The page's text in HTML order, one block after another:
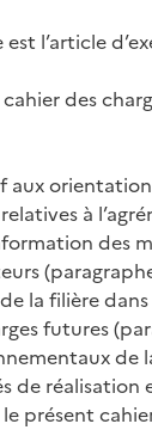
l’article
cahier des
aux
à
la filière
futures
de
de
présent